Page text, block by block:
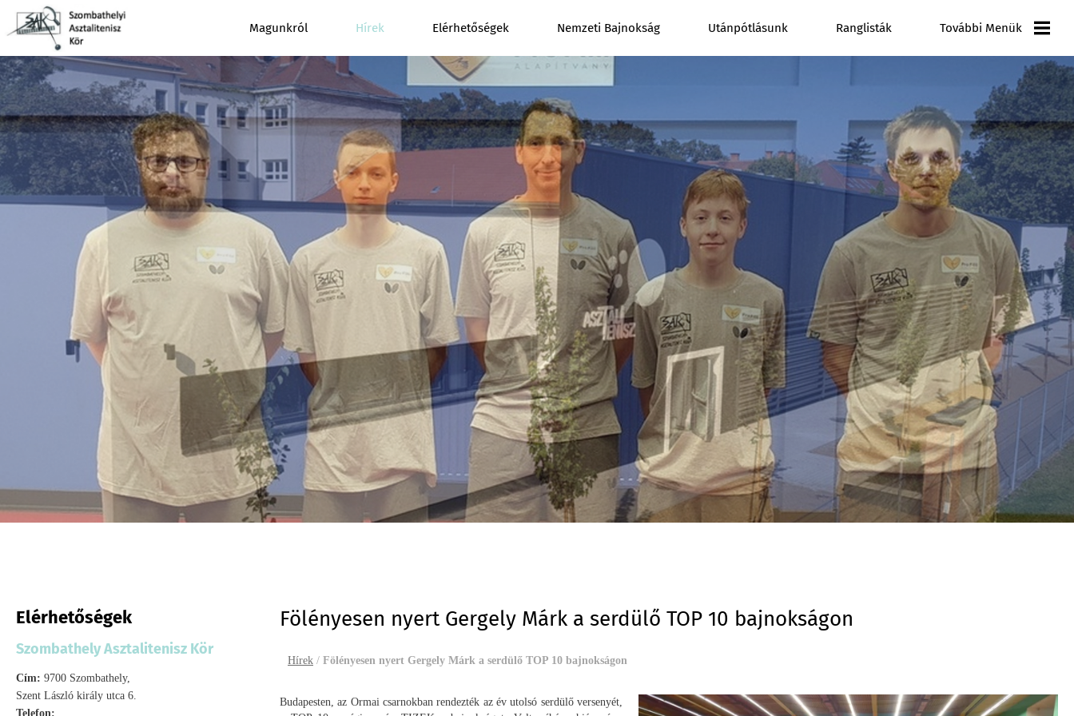
Magunkról Hírek Elérhetőségek Nemzeti Bajnokság Utánpótlásunk Ranglisták További Menük
Versenynaptár
Galéria
Videó Galéria
Pályázatok
Elérhetőségek
Szombathely Asztalitenisz Kör
Cím: 9700 Szombathely,
Szent László király utca 6.
Telefon:
Fölényesen nyert Gergely Márk a serdülő TOP 10 bajnokságon
Hírek / Fölényesen nyert Gergely Márk a serdülő TOP 10 bajnokságon
Budapesten, az Ormai csarnokban rendezték az év utolsó serdülő versenyét,